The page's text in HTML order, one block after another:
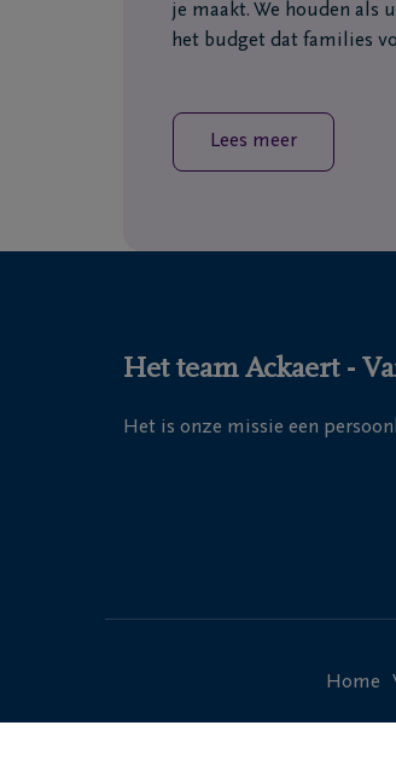
je maakt. We houden
het budget dat families
Lees meer
Het team Ackaert -
Het is onze missie een
Home